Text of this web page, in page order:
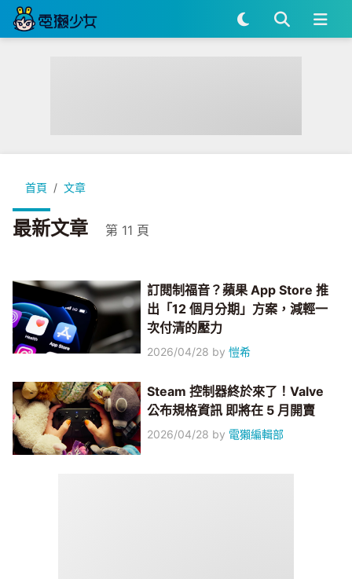
首頁 文章
最新文章 第 11 頁
訂閱制福音？蘋果 App Store 推
出「12 個月分期」方案，減輕一
次付清的壓力
2026/04/28 by愷希
Steam 控制器終於來了！Valve
公布規格資訊 即將在 5 月開賣
2026/04/28 by 電獺編輯部